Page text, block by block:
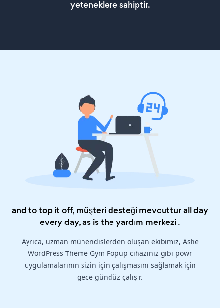
yeteneklere sahiptir.
and to top it off, müşteri desteği mevcuttur all day
every day, as is theyardım merkezi.
Ayrıca, uzman mühendislerden oluşan ekibimiz, Ashe
WordPress Theme Gym Popup cihazınız gibi powr
uygulamalarının sizin için çalışmasını sağlamak için
gece gündüz çalışır.